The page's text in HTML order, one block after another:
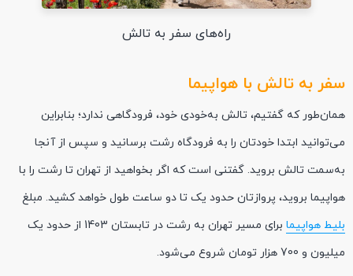
راه‌های سفر به تالش
سفر به تالش با هواپیما
همان‌طور که گفتیم، تالش به‌خودی خود، فرودگاهی ندارد؛ بنابراین
می‌توانید ابتدا خودتان را به فرودگاه رشت برسانید و سپس از آنجا
به‌سمت تالش بروید. گفتنی است که اگر بخواهید از تهران تا رشت را با
هواپیما بروید، پروازتان حدود یک تا دو ساعت طول خواهد کشید. مبلغ
بلیط هواپیما
برای مسیر تهران به رشت در تابستان 1403 از حدود یک
میلیون و 700 هزار تومان شروع می‌شود.